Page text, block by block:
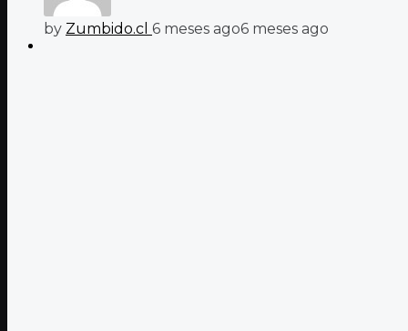
by Zumbido.cl 6 meses ago6 meses ago